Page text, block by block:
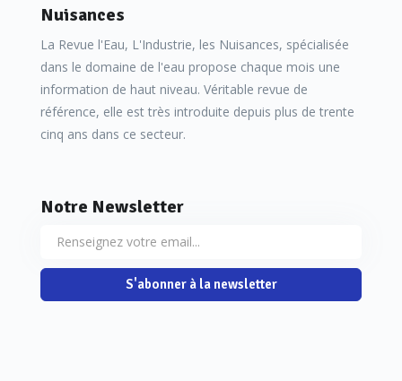
inconvénients à éviter, quel est le degré de protection
nécessaire et, bien entendu, pour chaque solution,
combien il en coûterait.
Examinons, par exemple, le paramètre vitesse de
Pour certains circuits fins comportant des quantités
importantes d’acier au carbone, on recherche une vitesse
de corrosion très faible, par exemple de l'ordre de 30 à 50
Nuisances
La Revue l'Eau, L'Industrie, les Nuisances, spécialisée
dans le domaine de l'eau propose chaque mois une
information de haut niveau. Véritable revue de
référence, elle est très introduite depuis plus de trente
cinq ans dans ce secteur.
Notre Newsletter
S'abonner à la newsletter